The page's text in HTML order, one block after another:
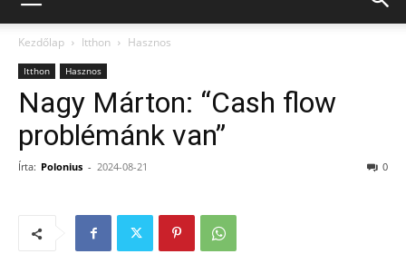
Kezdőlap Itthon Hasznos
Itthon Hasznos
Nagy Márton: “Cash flow
problémánk van”
Írta: Polonius - 2024-08-21 0